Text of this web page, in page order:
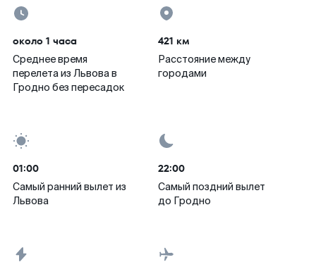
около 1 часа
Среднее время
перелета из Львова в
Гродно без пересадок
421 км
Расстояние между
городами
01:00
Самый ранний вылет из
Львова
22:00
Самый поздний вылет
до Гродно